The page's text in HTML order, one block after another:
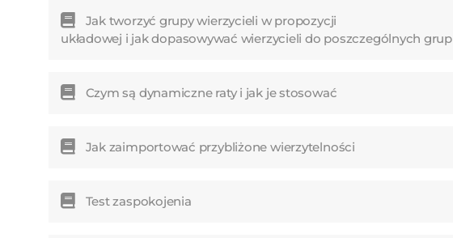
Jak tworzyć grupy wierzycieli w propozycji
układowej i jak dopasowywać wierzycieli do poszczególnych grup
Czym są dynamiczne raty i jak je stosować
Jak zaimportować przybliżone wierzytelności
Test zaspokojenia